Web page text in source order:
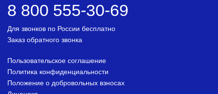
8 800 555-30-69
Для звонков по России бесплатно
Заказ обратного звонка
Пользовательское соглашение
Политика конфиденциальности
Положение о добровольных взносах